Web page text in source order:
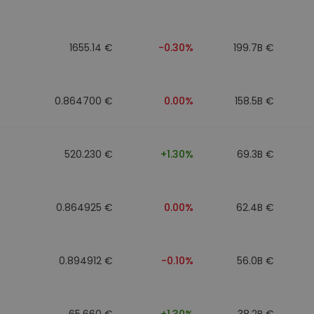
1655.14 € -0.30% 199.7B €
0.864700 € 0.00% 158.5B €
520.230 € +1.30% 69.3B €
0.864925 € 0.00% 62.4B €
0.894912 € -0.10% 56.0B €